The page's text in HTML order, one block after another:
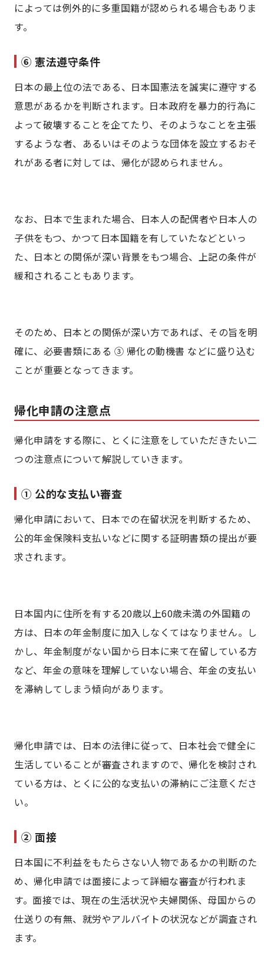
によっては例外的に多重国籍が認められる場合もありま
す。
⑥ 憲法遵守条件
日本の最上位の法である、日本国憲法を誠実に遵守する
意思があるかを判断されます。日本政府を暴力的行為に
よって破壊することを企てたり、そのようなことを主張
するような者、あるいはそのような団体を設立するおそ
れがある者に対しては、帰化が認められません。
なお、日本で生まれた場合、日本人の配偶者や日本人の
子供をもつ、かつて日本国籍を有していたなどといっ
た、日本との関係が深い背景をもつ場合、上記の条件が
緩和されることもあります。
そのため、日本との関係が深い方であれば、その旨を明
確に、必要書類にある ③ 帰化の動機書 などに盛り込む
ことが重要となってきます。
帰化申請の注意点
帰化申請をする際に、とくに注意をしていただきたい二
つの注意点について解説していきます。
① 公的な支払い審査
帰化申請において、日本での在留状況を判断するため、
公的年金保険料支払いなどに関する証明書類の提出が要
求されます。
日本国内に住所を有する20歳以上60歳未満の外国籍の
方は、日本の年金制度に加入しなくてはなりません。し
かし、年金制度がない国から日本に来て在留している方
など、年金の意味を理解していない場合、年金の支払い
を滞納してしまう傾向があります。
帰化申請では、日本の法律に従って、日本社会で健全に
生活していることが審査されますので、帰化を検討され
ている方は、とくに公的な支払いの滞納にご注意くださ
い。
② 面接
日本国に不利益をもたらさない人物であるかの判断のた
め、帰化申請では面接によって詳細な審査が行われま
す。面接では、現在の生活状況や夫婦関係、母国からの
仕送りの有無、就労やアルバイトの状況などが調査され
ます。